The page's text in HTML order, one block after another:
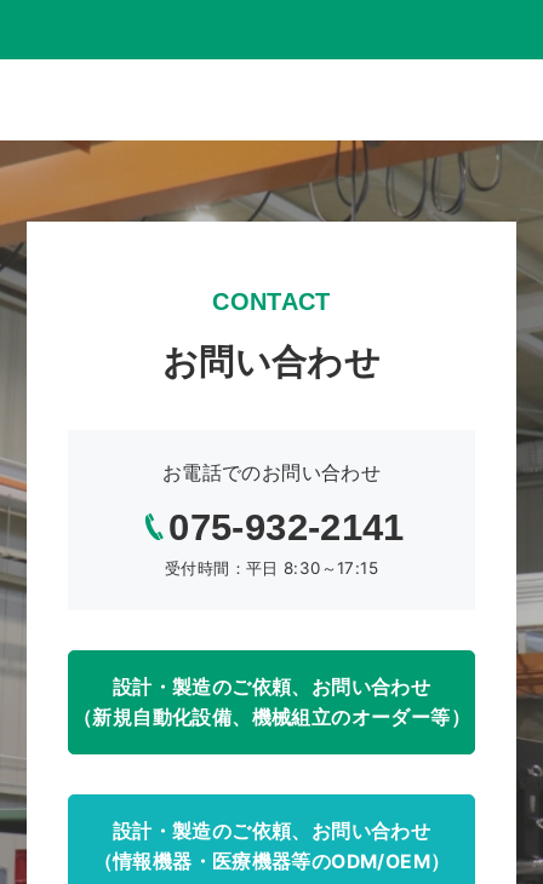
CONTACT
お問い合わせ
お電話でのお問い合わせ
075-932-2141
受付時間：平日 8:30～17:15
設計・製造のご依頼、お問い合わせ
（新規自動化設備、機械組立のオーダー等）
設計・製造のご依頼、お問い合わせ
（情報機器・医療機器等のODM/OEM）